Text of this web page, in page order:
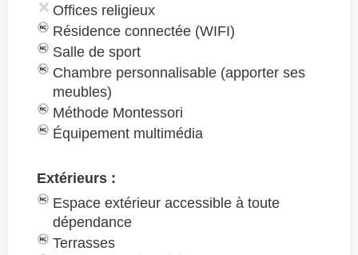
Offices religieux
Résidence connectée (WIFI)
Salle de sport
Chambre personnalisable (apporter ses
meubles)
Méthode Montessori
Équipement multimédia
Extérieurs :
Espace extérieur accessible à toute
dépendance
Terrasses